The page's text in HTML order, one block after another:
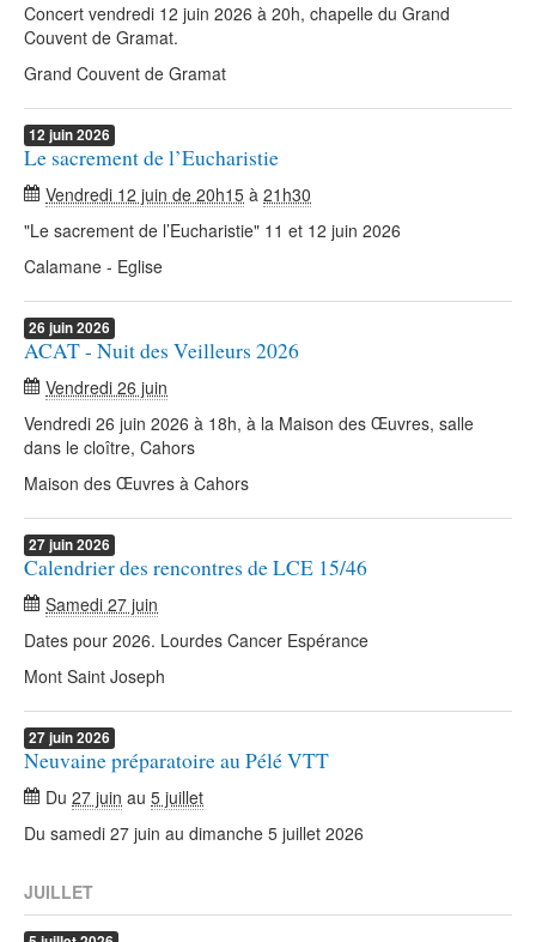
Concert vendredi 12 juin 2026 à 20h, chapelle du Grand
Couvent de Gramat.
Grand Couvent de Gramat
12 juin2026
Le sacrement de l’Eucharistie
Vendredi 12 juin de 20h15 à 21h30
"Le sacrement de l’Eucharistie" 11 et 12 juin 2026
Calamane - Eglise
26 juin2026
ACAT - Nuit des Veilleurs 2026
Vendredi 26 juin
Vendredi 26 juin 2026 à 18h, à la Maison des Œuvres, salle
dans le cloître, Cahors
Maison des Œuvres à Cahors
27juin2026
Calendrier des rencontres de LCE 15/46
Samedi 27 juin
Dates pour 2026. Lourdes Cancer Espérance
Mont Saint Joseph
27juin2026
Neuvaine préparatoire au Pélé VTT
Du 27 juin au 5 juillet
Du samedi 27 juin au dimanche 5 juillet 2026
JUILLET